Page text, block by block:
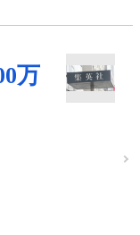
万